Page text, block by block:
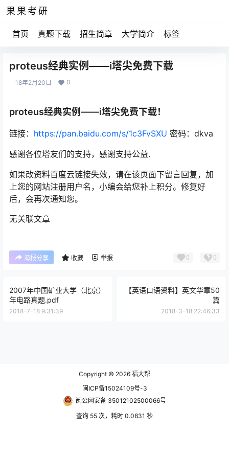
果果考研
首页 真题下载 招生简章 大学简介 标签
proteus经典实例——i塔尖免费下载
18年2月20日 0
proteus经典实例——i塔尖免费下载！
链接： https://pan.baidu.com/s/1c3FvSXU 密码：dkva
感谢各位塔友们的支持，感谢支持公益.
如果改资料百度云链接失效，请在该页面下留言回复，加
上您的网站注册用户名，小编会给您补上积分。修复好
后，会再次通知您。
无关联文章
海报分享 收藏 举报 0 0
2007年中国矿业大学（北京）
年电路真题.pdf
2018-7-18 9:31:39
【英语口语资料】英文华章50
篇
2018-3-18 22:46:33
Copyright © 2026 福大帮
闽ICP备15024109号-3
闽公网安备 35012102500066号
查询 55 次，耗时 0.0831 秒